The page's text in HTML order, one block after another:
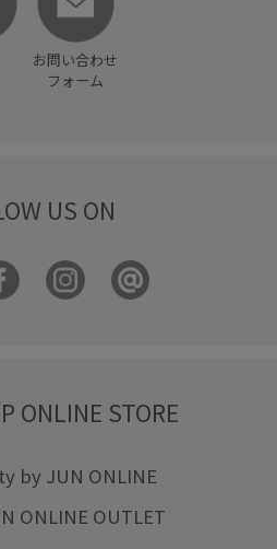
合い 滑らかな肌触り
りにくい 着やすい
お問い合わせ
フォーム
US ON
ONLINE STORE
by JUN ONLINE
ONLINE OUTLET